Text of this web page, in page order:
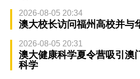
2026-08-05 20:34
澳大校长访问福州高校并与
2026-08-05 20:31
澳大健康科学夏令营吸引澳
科学